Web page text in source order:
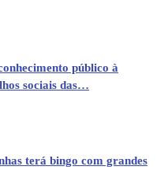
público à
sociais das…
terá bingo com grandes